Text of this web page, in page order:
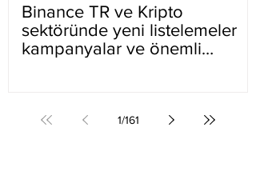
Binance TR ve Kripto
sektöründe yeni listelemeler
kampanyalar ve önemli
1/161